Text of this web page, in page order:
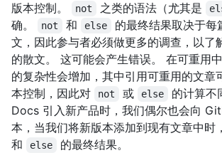
版本控制。
not 之类的语法（尤其是
确。
not 和 else
的最终结果取决于每
文，因此参与者必须做更多的调查，以了
的散文。 这可能会产生错误。 在可重用
的复杂性会增加，其中引用可重用的文章
本控制，因此对
not 或 else
的计算不
Docs 引入新产品时，我们偶尔也会向
本，当我们将新版本添加到现有文章中时
和 else
的最终结果。